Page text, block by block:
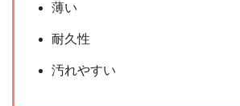
薄い
耐久性
汚れやすい